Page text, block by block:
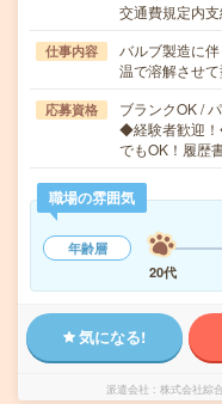
交通費規定内
仕事内容
バルブ製造に
温で溶解させ
応募資格
ブランクOK /
◆経験者歓迎！
でもOK！履歴
職場の雰囲気
年齢層
20代
気になる!
派遣会社 株式会社綜